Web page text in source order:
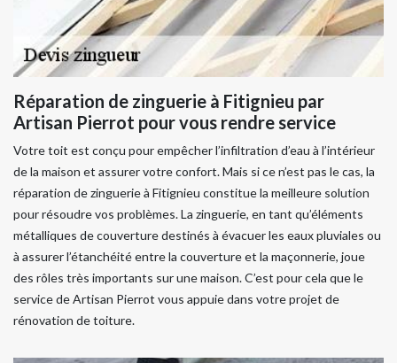
Réparation de zinguerie à Fitignieu par
Artisan Pierrot pour vous rendre service
Votre toit est conçu pour empêcher l’infiltration d’eau à l’intérieur
de la maison et assurer votre confort. Mais si ce n’est pas le cas, la
réparation de zinguerie à Fitignieu constitue la meilleure solution
pour résoudre vos problèmes. La zinguerie, en tant qu’éléments
métalliques de couverture destinés à évacuer les eaux pluviales ou
à assurer l’étanchéité entre la couverture et la maçonnerie, joue
des rôles très importants sur une maison. C’est pour cela que le
service de Artisan Pierrot vous appuie dans votre projet de
rénovation de toiture.